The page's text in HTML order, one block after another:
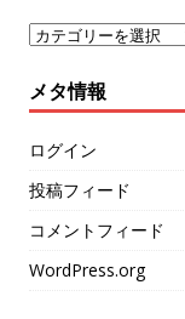
メタ情報
ログイン
投稿フィード
コメントフィード
WordPress.org